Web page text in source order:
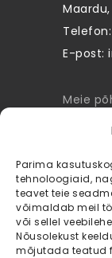
Parima
tehnoloogiaid,
teavet teie
võimaldab meil
või sellel
Nõusolekust
mõjutada teatud
E-post:
Meie
seega